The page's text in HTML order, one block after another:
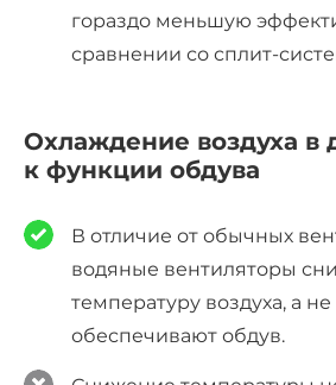
гораздо меньшую
сравнении со сплит-
Охлаждение воздуха в
к функции обдува
В отличие от обычных
водяные вентиляторы
температуру воздуха, а
обеспечивают обдув.